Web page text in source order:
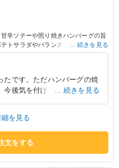
辛ソテーや照り焼きハンバーグの旨
トサラダやバランスの良い彩り豊か
の満足感を演出します。
続きを見る
たです。ただハンバーグの焼
今後気を付けてくださると嬉
大阪市淀川区西中島2026/06/05
続きを見る
細を見る
文をする